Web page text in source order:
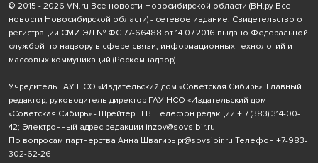
© 2015 - 2026 VN.ru Все новости Новосибирской области (ВН.ру Все
новости Новосибирской области) - сетевое издание. Свидетельство о
регистрации СМИ ЭЛ № ФС 77-66488 от 14.07.2016 выдано Федеральной
службой по надзору в сфере связи, информационных технологий и
массовых коммуникаций (Роскомнадзор)
Учредитель ГАУ НСО «Издательский дом «Советская Сибирь». Главный
редактор, руководитель-директор ГАУ НСО «Издательский дом
«Советская Сибирь» - Шрейтер Н.В. Телефон редакции + 7 (383) 314-00-
42; Электронный адрес редакции inzov@sovsibir.ru
По вопросам партнерства Анна Швагирь pr@sovsibir.ru Телефон +7-983-
302-62-26